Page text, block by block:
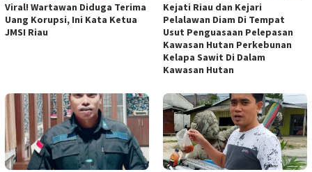
Viral! Wartawan Diduga Terima
Uang Korupsi, Ini Kata Ketua
JMSI Riau
Kejati Riau dan Kejari
Pelalawan Diam Di Tempat
Usut Penguasaan Pelepasan
Kawasan Hutan Perkebunan
Kelapa Sawit Di Dalam
Kawasan Hutan